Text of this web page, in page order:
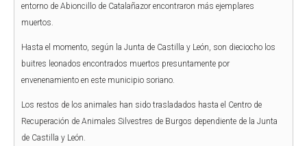
entorno de Abioncillo de Catalañazor encontraron más ejemplares
muertos.
Hasta el momento, según la Junta de Castilla y León, son dieciocho los
buitres leonados encontrados muertos presuntamente por
envenenamiento en este municipio soriano.
Los restos de los animales han sido trasladados hasta el Centro de
Recuperación de Animales Silvestres de Burgos dependiente de la Junta
de Castilla y León.